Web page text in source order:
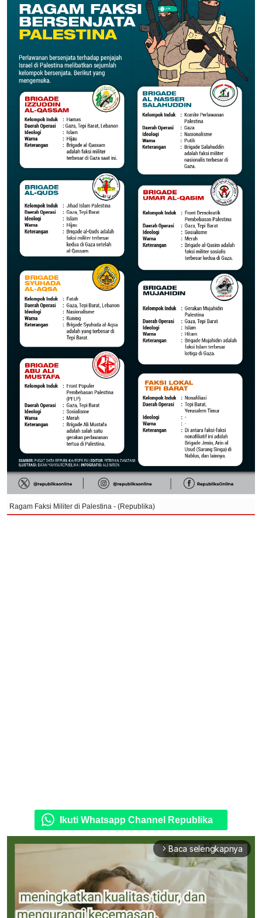
Ragam Faksi Militer di Palestina - (Republika)
Ikuti Whatsapp Channel Republika
arrow_forward_ios Baca selengkapnya